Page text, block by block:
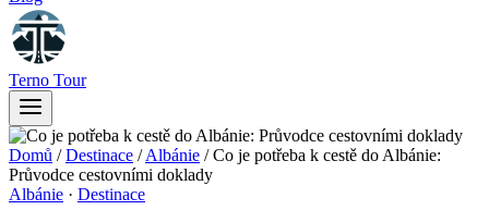
Terno Tour
Domů / Destinace / Albánie / Co je potřeba k cestě do Albánie:
Průvodce cestovními doklady
Albánie · Destinace